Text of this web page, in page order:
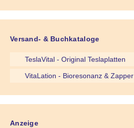
Versand- & Buchkataloge
TeslaVital - Original Teslaplatten
VitaLation - Bioresonanz & Zapper
Anzeige